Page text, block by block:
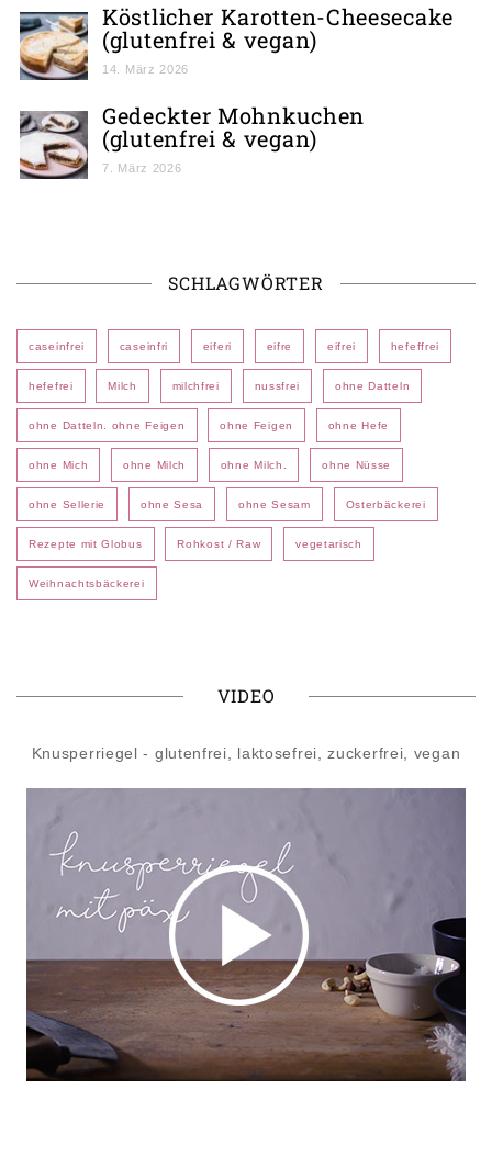
Köstlicher Karotten-Cheesecake
(glutenfrei & vegan)
14. März 2026
Gedeckter Mohnkuchen
(glutenfrei & vegan)
7. März 2026
SCHLAGWÖRTER
caseinfrei caseinfri eiferi eifre eifrei hefeffrei
hefefrei Milch milchfrei nussfrei ohne Datteln
ohne Datteln. ohne Feigen ohne Feigen ohne Hefe
ohne Mich ohne Milch ohne Milch. ohne Nüsse
ohne Sellerie ohne Sesa ohne Sesam Osterbäckerei
Rezepte mit Globus Rohkost / Raw vegetarisch
Weihnachtsbäckerei
VIDEO
Knusperriegel - glutenfrei, laktosefrei, zuckerfrei, vegan